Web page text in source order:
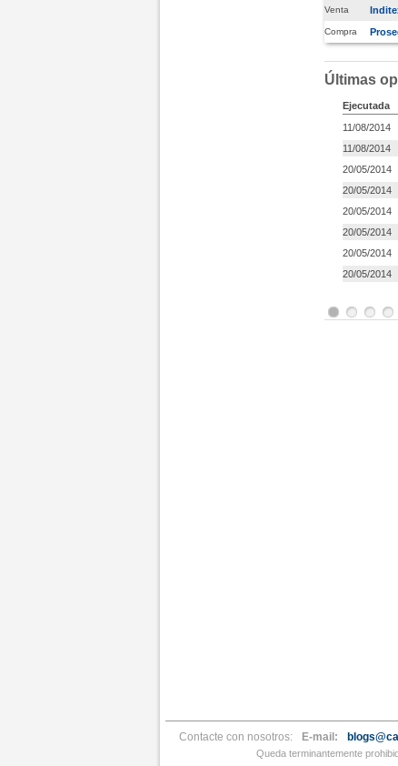
Venta
Compra
Últimas
Ejecutada
11/08/2014
11/08/2014
20/05/2014
20/05/2014
20/05/2014
20/05/2014
20/05/2014
20/05/2014
Contacte con nosotros: E-mail:
Queda terminantemente